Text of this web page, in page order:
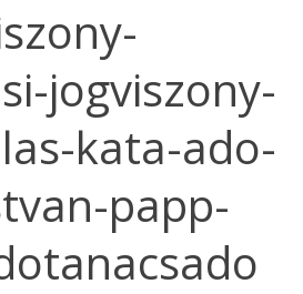
jogviszony-
kata-ado-
papp-